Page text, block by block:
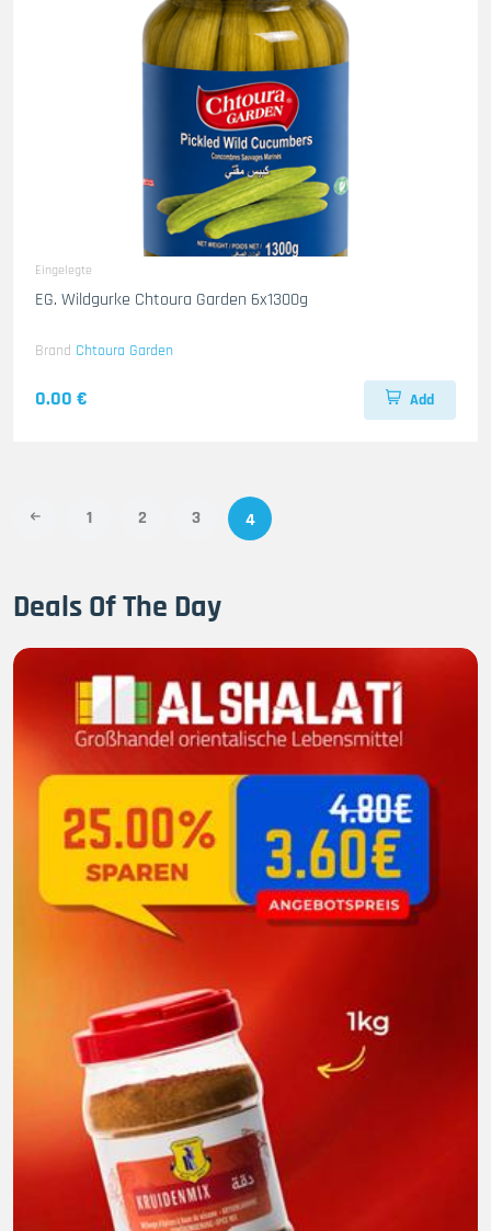
Eingelegte
EG. Wildgurke Chtoura Garden 6x1300g
Brand Chtoura Garden
0.00 € Add
1 2 3 4
Deals Of The Day